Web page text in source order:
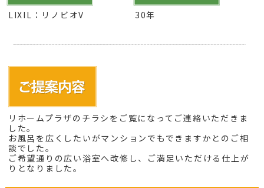
LIXIL：リノビオV 30年
リホームプラザのチラシをご覧になってご連絡いただきま
した。
お風呂を広くしたいがマンションでもできますかとのご相
談でした。
ご希望通りの広い浴室へ改修し、ご満足いただける仕上が
りとなりました。